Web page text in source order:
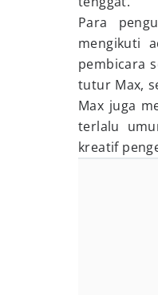
Para
mengikuti
pembicara
tutur Max,
Max juga
terlalu
kreatif